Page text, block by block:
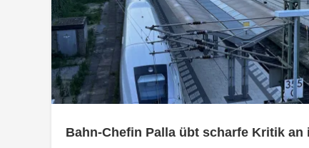
Bahn-Chefin Palla übt scharfe Kritik an